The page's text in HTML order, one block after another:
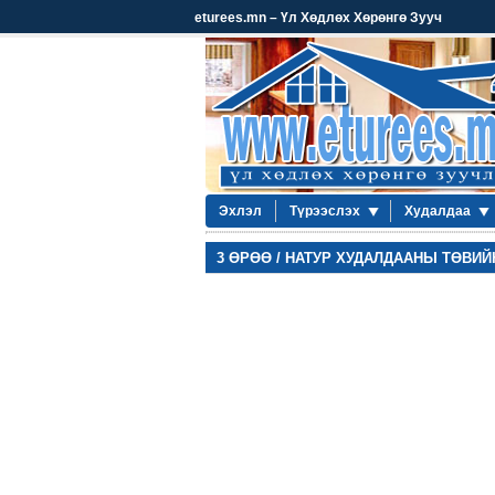
eturees.mn – Үл Хөдлөх Хөрөнгө Зууч
Эхлэл Түрээслэх Худалдаа
3 ӨРӨӨ / НАТУР ХУДАЛДААНЫ